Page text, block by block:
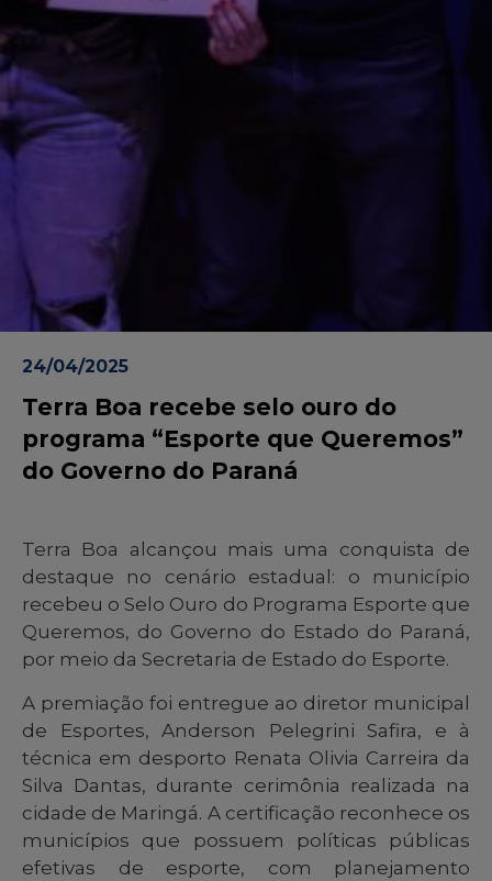
24/04/2025
Terra Boa recebe selo ouro do
programa “Esporte que Queremos”
do Governo do Paraná
Terra Boa alcançou mais uma conquista de
destaque no cenário estadual: o município
recebeu o Selo Ouro do Programa Esporte que
Queremos, do Governo do Estado do Paraná,
por meio da Secretaria de Estado do Esporte.
A premiação foi entregue ao diretor municipal
de Esportes, Anderson Pelegrini Safira, e à
técnica em desporto Renata Olivia Carreira da
Silva Dantas, durante cerimônia realizada na
cidade de Maringá. A certificação reconhece os
municípios que possuem políticas públicas
efetivas de esporte, com planejamento